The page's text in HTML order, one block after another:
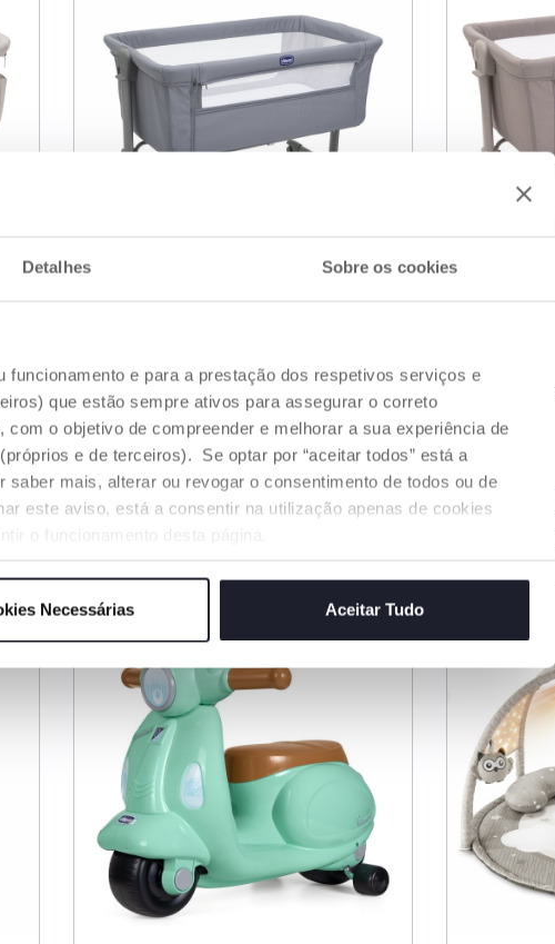
Detalhes Sobre os cookies
e para a prestação dos respetivos serviços e
que estão sempre ativos para assegurar o correto
o objetivo de compreender e melhorar a sua experiência de
e de terceiros). Se optar por “aceitar todos” está a
mais, alterar ou revogar o consentimento de todos ou de
este aviso, está a consentir na utilização apenas de cookies
Necessárias Aceitar Tudo
Berço Chicco Next2me
Essential
€ 159,99
ADICIONAR AO CARRINHO
Berço
€ 159,99